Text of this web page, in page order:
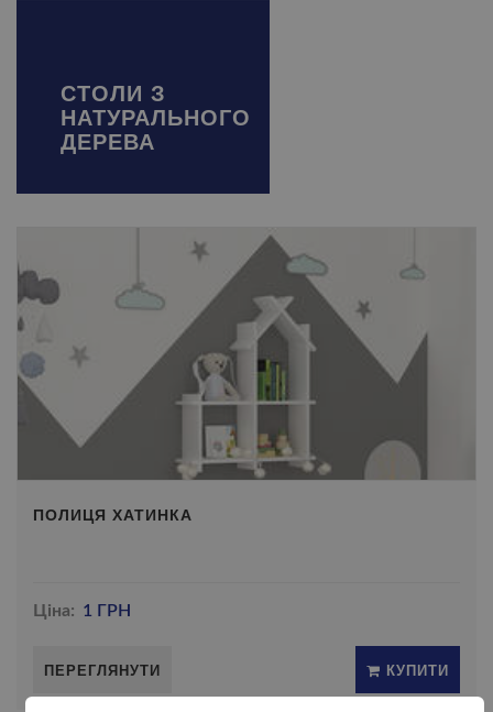
СТОЛИ З
НАТУРАЛЬНОГО
ДЕРЕВА
ПОЛИЦЯ ХАТИНКА
Ціна: 1 ГРН
ПЕРЕГЛЯНУТИ КУПИТИ